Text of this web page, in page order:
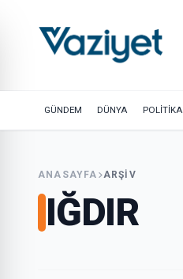
GÜNDEM DÜNYA POLİTİKA
ANASAYFA ARŞIV
IĞDIR